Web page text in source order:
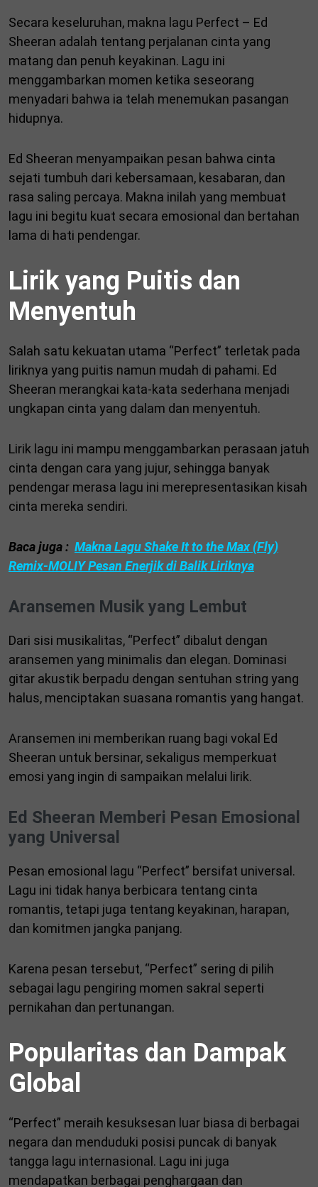
Secara keseluruhan, makna lagu Perfect – Ed
Sheeran adalah tentang perjalanan cinta yang
matang dan penuh keyakinan. Lagu ini
menggambarkan momen ketika seseorang
menyadari bahwa ia telah menemukan pasangan
hidupnya.
Ed Sheeran menyampaikan pesan bahwa cinta
sejati tumbuh dari kebersamaan, kesabaran, dan
rasa saling percaya. Makna inilah yang membuat
lagu ini begitu kuat secara emosional dan bertahan
lama di hati pendengar.
Lirik yang Puitis dan
Menyentuh
Salah satu kekuatan utama “Perfect” terletak pada
liriknya yang puitis namun mudah di pahami. Ed
Sheeran merangkai kata-kata sederhana menjadi
ungkapan cinta yang dalam dan menyentuh.
Lirik lagu ini mampu menggambarkan perasaan jatuh
cinta dengan cara yang jujur, sehingga banyak
pendengar merasa lagu ini merepresentasikan kisah
cinta mereka sendiri.
Baca juga : Makna Lagu Shake It to the Max (Fly)
Remix-MOLIY Pesan Enerjik di Balik Liriknya
Aransemen Musik yang Lembut
Dari sisi musikalitas, “Perfect” dibalut dengan
aransemen yang minimalis dan elegan. Dominasi
gitar akustik berpadu dengan sentuhan string yang
halus, menciptakan suasana romantis yang hangat.
Aransemen ini memberikan ruang bagi vokal Ed
Sheeran untuk bersinar, sekaligus memperkuat
emosi yang ingin di sampaikan melalui lirik.
Ed Sheeran Memberi Pesan Emosional
yang Universal
Pesan emosional lagu “Perfect” bersifat universal.
Lagu ini tidak hanya berbicara tentang cinta
romantis, tetapi juga tentang keyakinan, harapan,
dan komitmen jangka panjang.
Karena pesan tersebut, “Perfect” sering di pilih
sebagai lagu pengiring momen sakral seperti
pernikahan dan pertunangan.
Popularitas dan Dampak
Global
“Perfect” meraih kesuksesan luar biasa di berbagai
negara dan menduduki posisi puncak di banyak
tangga lagu internasional. Lagu ini juga
mendapatkan berbagai penghargaan dan